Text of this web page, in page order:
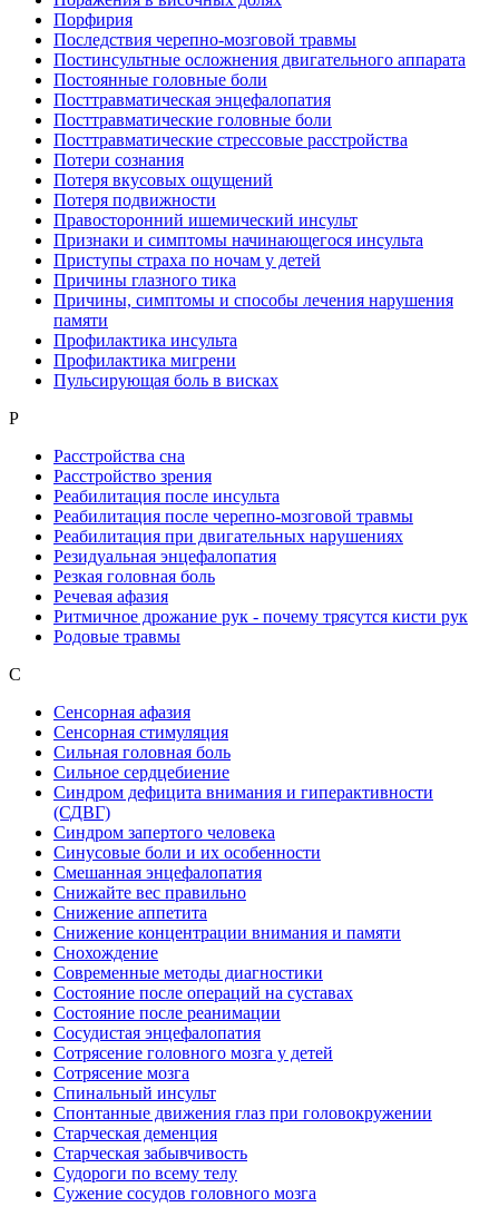
Порфирия
Последствия черепно-мозговой травмы
Постинсультные осложнения двигательного аппарата
Постоянные головные боли
Посттравматическая энцефалопатия
Посттравматические головные боли
Посттравматические стрессовые расстройства
Потери сознания
Потеря вкусовых ощущений
Потеря подвижности
Правосторонний ишемический инсульт
Признаки и симптомы начинающегося инсульта
Приступы страха по ночам у детей
Причины глазного тика
Причины, симптомы и способы лечения нарушения
памяти
Профилактика инсульта
Профилактика мигрени
Пульсирующая боль в висках
Р
Расстройства сна
Расстройство зрения
Реабилитация после инсульта
Реабилитация после черепно-мозговой травмы
Реабилитация при двигательных нарушениях
Резидуальная энцефалопатия
Резкая головная боль
Речевая афазия
Ритмичное дрожание рук - почему трясутся кисти рук
Родовые травмы
С
Сенсорная афазия
Сенсорная стимуляция
Сильная головная боль
Сильное сердцебиение
Синдром дефицита внимания и гиперактивности
(СДВГ)
Синдром запертого человека
Синусовые боли и их особенности
Смешанная энцефалопатия
Снижайте вес правильно
Снижение аппетита
Снижение концентрации внимания и памяти
Снохождение
Современные методы диагностики
Состояние после операций на суставах
Состояние после реанимации
Сосудистая энцефалопатия
Сотрясение головного мозга у детей
Сотрясение мозга
Спинальный инсульт
Спонтанные движения глаз при головокружении
Старческая деменция
Старческая забывчивость
Судороги по всему телу
Сужение сосудов головного мозга